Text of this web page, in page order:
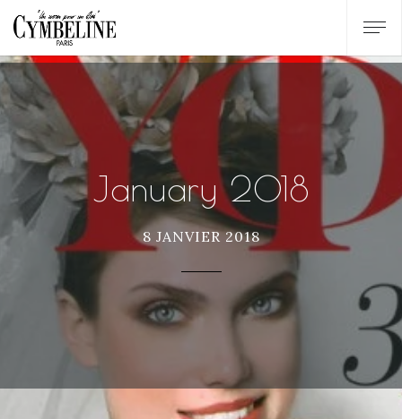
January 2018
8 JANVIER 2018